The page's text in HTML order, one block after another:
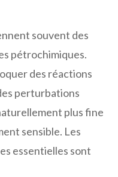
souvent des
pétrochimiques.
des réactions
perturbations
plus fine
sensible. Les
essentielles sont